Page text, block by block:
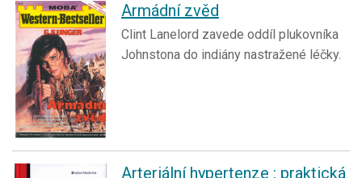
Armádní zvěd
Clint Lanelord zavede oddíl plukovníka
Johnstona do indiány nastražené léčky.
Arteriální hypertenze : praktická